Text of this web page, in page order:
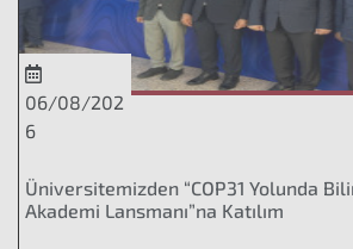
06/08/202
6
Üniversitemizden “COP31 Yolunda
Akademi Lansmanı”na Katılım